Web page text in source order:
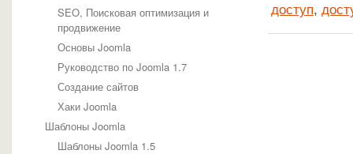
SEO, Поисковая оптимизация и
продвижение
Основы Joomla
Руководство по Joomla 1.7
Создание сайтов
Хаки Joomla
Шаблоны Joomla
Шаблоны Joomla 1.5
доступ,